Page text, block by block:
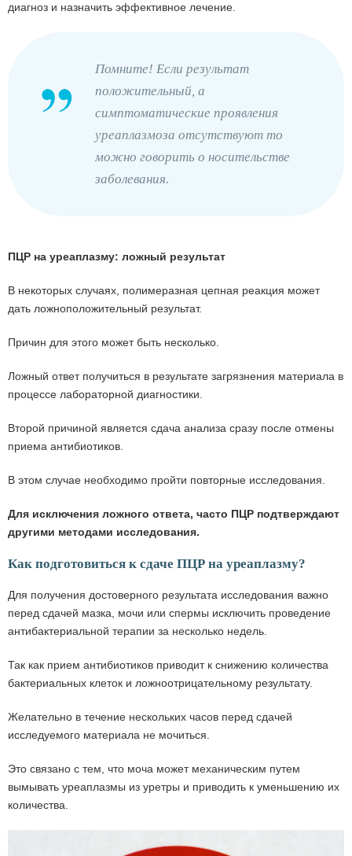
диагноз и назначить эффективное лечение.
Помните! Если результат
положительный, а
симптоматические проявления
уреаплазмоза отсутствуют то
можно говорить о носительстве
заболевания.
ПЦР на уреаплазму: ложный результат
В некоторых случаях, полимеразная цепная реакция может
дать ложноположительный результат.
Причин для этого может быть несколько.
Ложный ответ получиться в результате загрязнения материала в
процессе лабораторной диагностики.
Второй причиной является сдача анализа сразу после отмены
приема антибиотиков.
В этом случае необходимо пройти повторные исследования.
Для исключения ложного ответа, часто ПЦР подтверждают
другими методами исследования.
Как подготовиться к сдаче ПЦР на уреаплазму?
Для получения достоверного результата исследования важно
перед сдачей мазка, мочи или спермы исключить проведение
антибактериальной терапии за несколько недель.
Так как прием антибиотиков приводит к снижению количества
бактериальных клеток и ложноотрицательному результату.
Желательно в течение нескольких часов перед сдачей
исследуемого материала не мочиться.
Это связано с тем, что моча может механическим путем
вымывать уреаплазмы из уретры и приводить к уменьшению их
количества.